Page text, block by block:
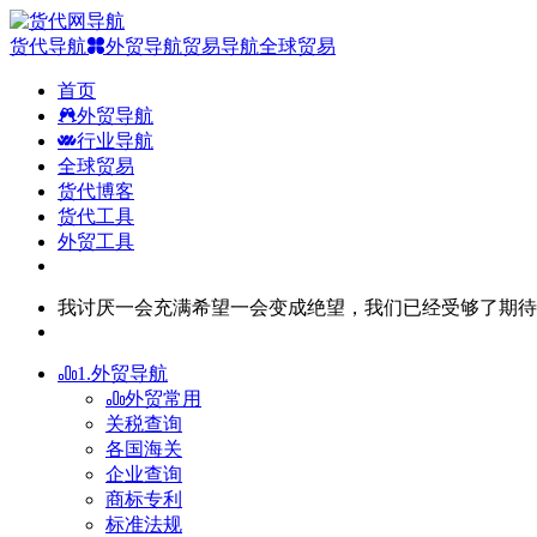
货代导航 外贸导航贸易导航全球贸易
首页
外贸导航
行业导航
全球贸易
货代博客
货代工具
外贸工具
我讨厌一会充满希望一会变成绝望，我们已经受够了期
1.外贸导航
外贸常用
关税查询
各国海关
企业查询
商标专利
标准法规